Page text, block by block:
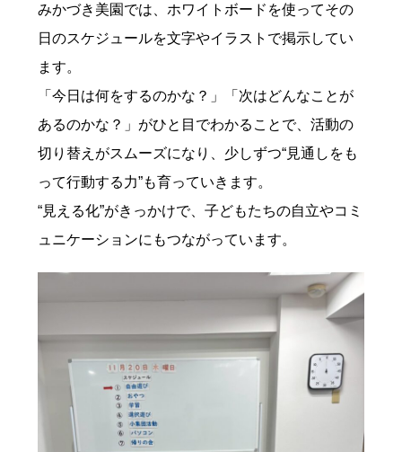
みかづき美園では、ホワイトボードを使ってその
日のスケジュールを文字やイラストで掲示してい
ます。
「今日は何をするのかな？」「次はどんなことが
あるのかな？」がひと目でわかることで、活動の
切り替えがスムーズになり、少しずつ“見通しをも
って行動する力”も育っていきます。
“見える化”がきっかけで、子どもたちの自立やコミ
ュニケーションにもつながっています。